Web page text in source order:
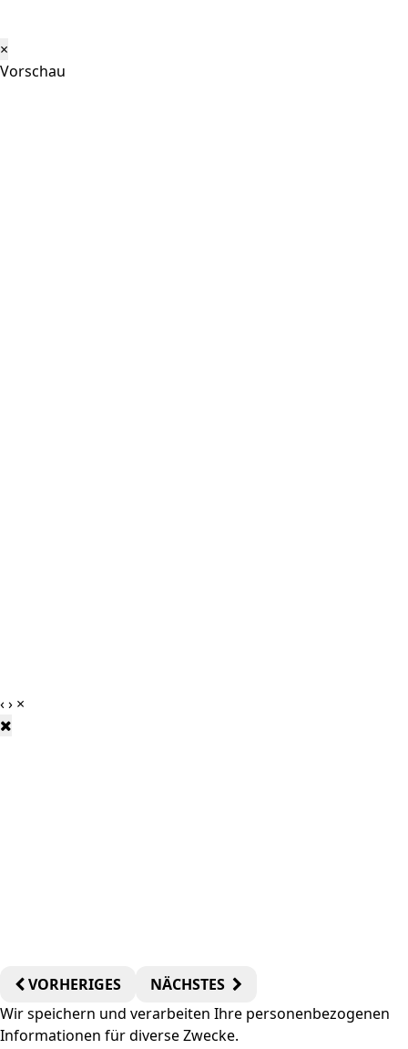
×
Vorschau
‹› ×
VORHERIGES
NÄCHSTES
Wir speichern und verarbeiten Ihre personenbezogenen
Informationen für diverse Zwecke.